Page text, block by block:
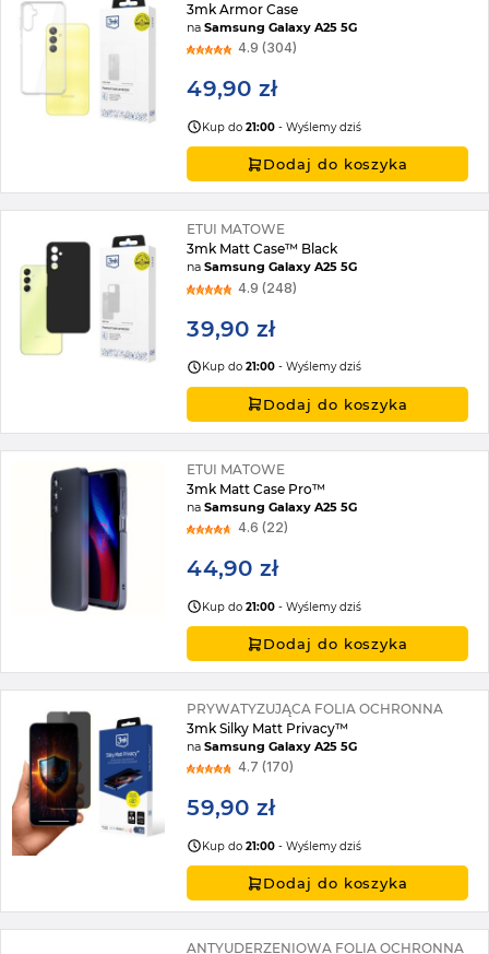
3mk Armor Case
naSamsung Galaxy A25 5G
4.9 (304)
49,90 zł
Kup do21:00 - Wyślemy dziś
Dodaj do koszyka
ETUI MATOWE
3mk Matt Case™ Black
naSamsung Galaxy A25 5G
4.9 (248)
39,90 zł
Kup do21:00 - Wyślemy dziś
Dodaj do koszyka
ETUI MATOWE
3mk Matt Case Pro™
naSamsung Galaxy A25 5G
4.6 (22)
44,90 zł
Kup do21:00 - Wyślemy dziś
Dodaj do koszyka
PRYWATYZUJĄCA FOLIA OCHRONNA
3mk Silky Matt Privacy™
naSamsung Galaxy A25 5G
4.7 (170)
59,90 zł
Kup do21:00 - Wyślemy dziś
Dodaj do koszyka
ANTYUDERZENIOWA FOLIA OCHRONNA